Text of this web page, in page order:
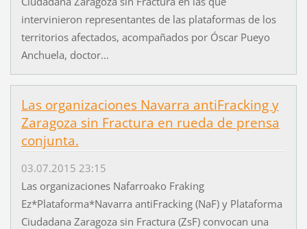
intervinieron representantes de las plataformas de los
territorios afectados, acompañados por Óscar Pueyo
Anchuela, doctor...
Las organizaciones Navarra antiFracking y
Zaragoza sin Fractura en rueda de prensa
conjunta.
03.07.2015 23:15
Las organizaciones Nafarroako Fraking
Ez*Plataforma*Navarra antiFracking (NaF) y Plataforma
Ciudadana Zaragoza sin Fractura (ZsF) convocan una